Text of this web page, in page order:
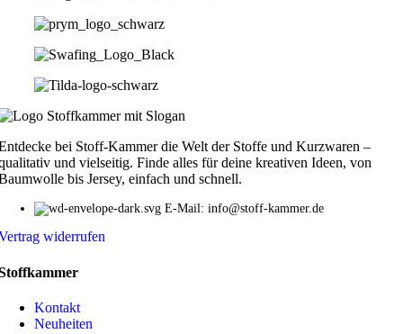
bei Stoff-Kammer die Welt der Stoffe und Kurzwaren –
und vielseitig. Finde alles für deine kreativen Ideen, von
bis Jersey, einfach und schnell.
E-Mail: info@stoff-kammer.de
widerrufen
Kontakt
Neuheiten